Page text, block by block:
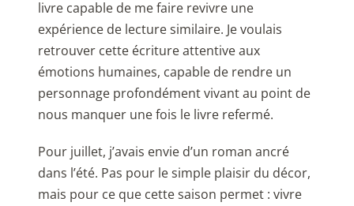
livre capable de me faire revivre une
expérience de lecture similaire. Je voulais
retrouver cette écriture attentive aux
émotions humaines, capable de rendre un
personnage profondément vivant au point de
nous manquer une fois le livre refermé.
Pour juillet, j’avais envie d’un roman ancré
dans l’été. Pas pour le simple plaisir du décor,
mais pour ce que cette saison permet : vivre